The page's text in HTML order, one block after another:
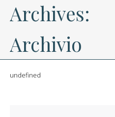
Archives:
Archivio
undefined